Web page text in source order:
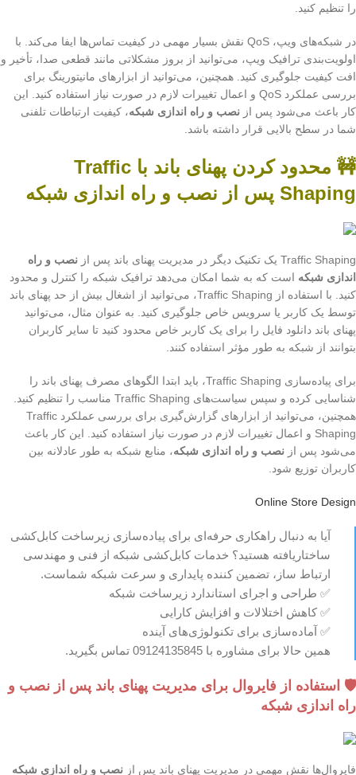
را تنظیم کنید.
در شبکه‌های ویپ، QoS نقش بسیار مهمی در کیفیت تماس‌ها ایفا می‌کند. با
اولویت‌بندی ترافیک ویپ، می‌توانید از بروز مشکلاتی مانند قطعی صدا، تأخیر و
افت کیفیت جلوگیری کنید. همچنین، می‌توانید از ابزارهای مانیتورینگ برای
بررسی عملکرد QoS و اعمال تغییرات لازم در صورت نیاز استفاده کنید. این
کار باعث می‌شود پس از نصب و راه اندازی شبکه، کیفیت ارتباطات تلفنی
شما در سطح بالایی قرار داشته باشد.
🚧 محدود کردن پهنای باند با Traffic
Shaping پس از نصب و راه اندازی شبکه
Traffic Shaping یک تکنیک دیگر در مدیریت پهنای باند پس از
نصب و راه
اندازی شبکه است که به شما امکان می‌دهد ترافیک شبکه را کنترل و محدود
کنید. با استفاده از Traffic Shaping، می‌توانید از اشغال بیش از حد پهنای باند
توسط یک کاربر یا سرویس خاص جلوگیری کنید. به عنوان مثال، می‌توانید
پهنای باند دانلود فایل را برای یک کاربر خاص محدود کنید تا سایر کاربران
بتوانند از شبکه به طور مؤثر استفاده کنند.
برای پیاده‌سازی Traffic Shaping، باید ابتدا الگوهای مصرف پهنای باند را
شناسایی کرده و سپس سیاست‌های Traffic Shaping مناسب را تنظیم کنید.
همچنین، می‌توانید از ابزارهای گزارش‌گیری برای بررسی عملکرد Traffic
Shaping و اعمال تغییرات لازم در صورت نیاز استفاده کنید. این کار باعث
می‌شود پس از نصب و راه اندازی شبکه، منابع شبکه به طور عادلانه بین
کاربران توزیع شود.
Online Store Design
آیا به دنبال راهکاری حرفه‌ای برای پیاده‌سازی زیرساخت کابل‌کشی
ساختاریافته هستید؟ خدمات کابل‌کشی شبکه از فنی و مهندسی
ارتباط ساز، تضمین کننده پایداری و سرعت شبکه شماست.
✅ طراحی و اجرای استاندارد زیرساخت شبکه
✅ کاهش اختلالات و افزایش کارایی
✅ آماده‌سازی برای تکنولوژی‌های آینده
همین حالا برای مشاوره با 09124135845 تماس بگیرید.
🛡️ استفاده از فایروال برای مدیریت پهنای باند پس از نصب و
راه اندازی شبکه
فایروال‌ها نقش مهمی در مدیریت پهنای باند پس از نصب و راه اندازی شبکه